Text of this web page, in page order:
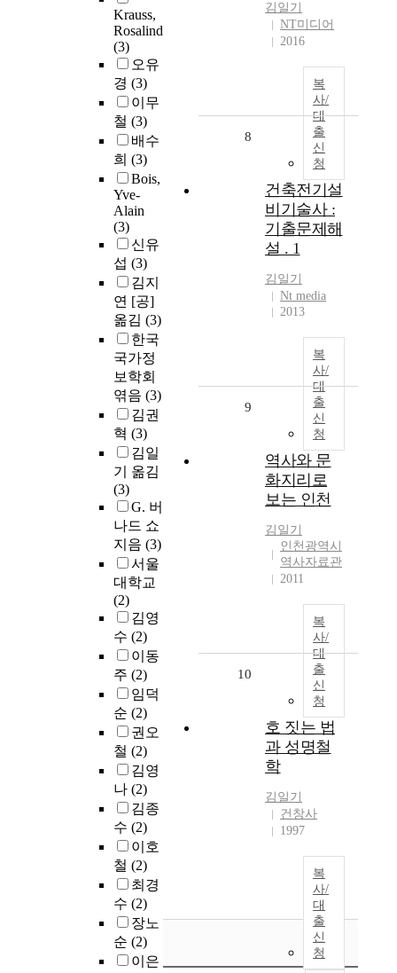
Krauss,
Rosalind
(3)
오유
경 (3)
이무
철 (3)
배수
희 (3)
Bois,
Yve-
Alain
(3)
신유
섭 (3)
김지
연 [공]
옮김 (3)
한국
국가정
보학회
엮음 (3)
김권
혁 (3)
김일
기 옮김
(3)
G. 버
나드 쇼
지음 (3)
서울
대학교
(2)
김영
수 (2)
이동
주 (2)
임덕
순 (2)
권오
철 (2)
김영
나 (2)
김종
수 (2)
이호
철 (2)
최경
수 (2)
장노
순 (2)
이은
김일기
NT미디어
2016
복
사/
대
출
신
청
8
건축전기설
비기술사 :
기출문제해
설 . 1
김일기
Nt media
2013
복
사/
대
출
신
청
9
역사와 문
화지리로
보는 인천
김일기
인천광역시
역사자료관
2011
복
사/
대
출
신
청
10
호 짓는 법
과 성명철
학
김일기
건창사
1997
복
사/
대
출
신
청